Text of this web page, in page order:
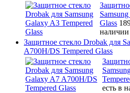
Glass
наличии
Защитное стекло Drobak для
A700H/DS Tempered Glass
есть в